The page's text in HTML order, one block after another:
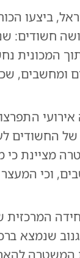
סמוך למחלף הראל,
חשודים:
המכונית
ומחשבים,
החשודים
מציינת כי
וכי
שנמצא